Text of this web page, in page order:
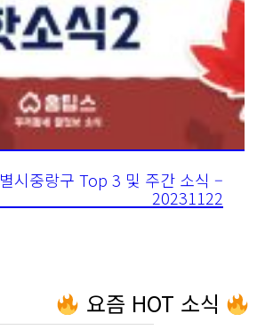
시중랑구 Top 3 및 주간 소식 –
20231122
요즘 HOT 소식